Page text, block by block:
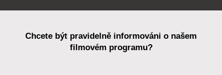
Chcete být pravidelně informováni o našem
filmovém programu?